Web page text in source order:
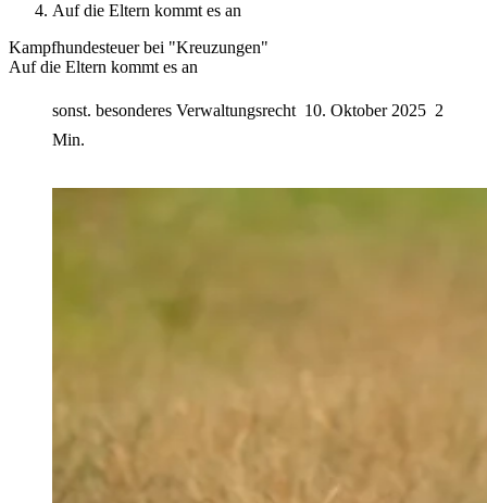
Auf die Eltern kommt es an
Kampfhundesteuer bei "Kreuzungen"
Auf die Eltern kommt es an
sonst. besonderes Verwaltungsrecht 10. Oktober 2025 2
Min.